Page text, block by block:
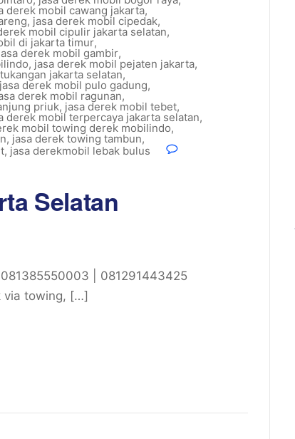
derek mobil cawang jakarta,
, jasa derek mobil cipedak,
mobil cipulir jakarta selatan,
di jakarta timur,
derek mobil gambir,
, jasa derek mobil pejaten jakarta,
jakarta selatan,
jasa derek mobil pulo gadung,
derek mobil ragunan,
priuk, jasa derek mobil tebet,
derek mobil terpercaya jakarta selatan,
mobil towing derek mobilindo,
, jasa derek towing tambun,
, jasa derekmobil lebak bulus
Selatan
| 081291443425
via towing, […]